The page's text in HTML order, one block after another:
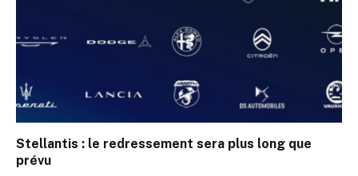
Stellantis : le redressement sera plus long que
prévu